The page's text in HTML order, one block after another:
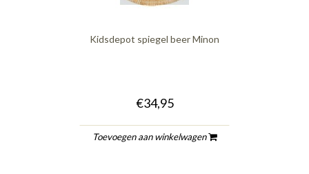
Kidsdepot spiegel beer Minon
€34,95
Toevoegen aan winkelwagen